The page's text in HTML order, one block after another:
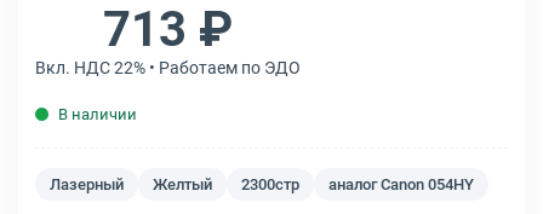
713 ₽
Вкл. НДС 22% • Работаем по ЭДО
В наличии
Лазерный Желтый 2300стр аналог Canon 054HY